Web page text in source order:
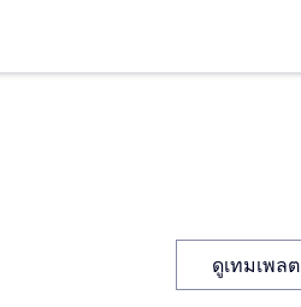
ดูเทมเพลต